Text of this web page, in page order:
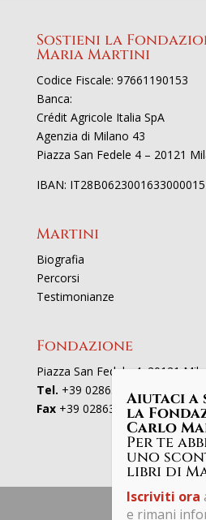
Sostieni la
Maria Martini
Codice Fiscale: 97661190153
Banca:
Crédit Agricole Italia SpA
Agenzia di Milano 43
Piazza San Fedele 4 – 20121
IBAN:
Martini
Biografia
Percorsi
Testimonianze
Fondazione
Piazza San Fedele 4, 20121
Tel. +39 02863521
Fax+39 0286352801Aiutaci a
la
Carlo
Per te
uno
libri di
Iscriviti ora
e rimani